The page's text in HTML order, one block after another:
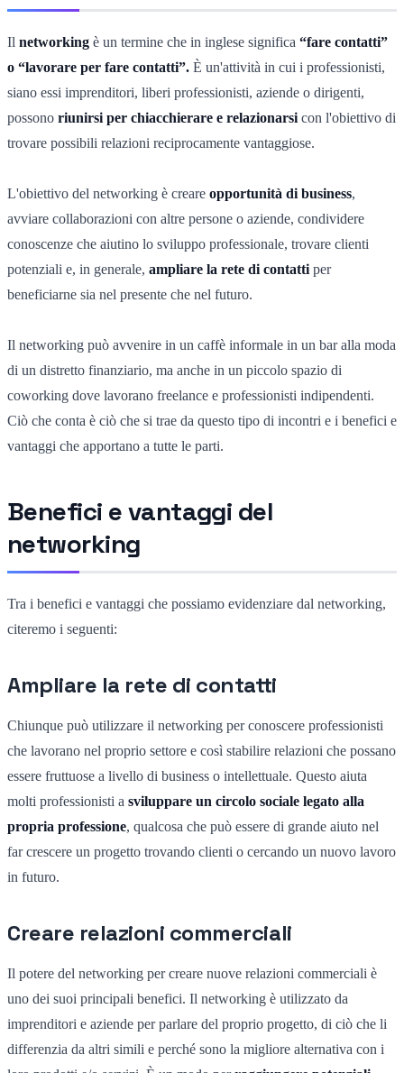
Il networking è un termine che in inglese significa “fare contatti”
o “lavorare per fare contatti”. È un'attività in cui i professionisti,
siano essi imprenditori, liberi professionisti, aziende o dirigenti,
possono riunirsi per chiacchierare e relazionarsi con l'obiettivo di
trovare possibili relazioni reciprocamente vantaggiose.
L'obiettivo del networking è creare opportunità di business,
avviare collaborazioni con altre persone o aziende, condividere
conoscenze che aiutino lo sviluppo professionale, trovare clienti
potenziali e, in generale, ampliare la rete di contatti per
beneficiarne sia nel presente che nel futuro.
Il networking può avvenire in un caffè informale in un bar alla moda
di un distretto finanziario, ma anche in un piccolo spazio di
coworking dove lavorano freelance e professionisti indipendenti.
Ciò che conta è ciò che si trae da questo tipo di incontri e i benefici e
vantaggi che apportano a tutte le parti.
Benefici e vantaggi del
networking
Tra i benefici e vantaggi che possiamo evidenziare dal networking,
citeremo i seguenti:
Ampliare la rete di contatti
Chiunque può utilizzare il networking per conoscere professionisti
che lavorano nel proprio settore e così stabilire relazioni che possano
essere fruttuose a livello di business o intellettuale. Questo aiuta
molti professionisti a sviluppare un circolo sociale legato alla
propria professione, qualcosa che può essere di grande aiuto nel
far crescere un progetto trovando clienti o cercando un nuovo lavoro
in futuro.
Creare relazioni commerciali
Il potere del networking per creare nuove relazioni commerciali è
uno dei suoi principali benefici. Il networking è utilizzato da
imprenditori e aziende per parlare del proprio progetto, di ciò che li
differenzia da altri simili e perché sono la migliore alternativa con i